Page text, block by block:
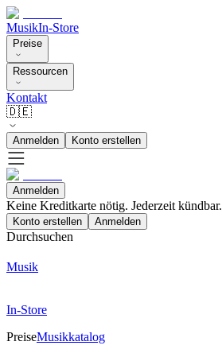
MusikIn-Store
Preise
Ressourcen
Kontakt
🇩🇪
Anmelden Konto erstellen
Anmelden
Keine Kreditkarte nötig. Jederzeit kündbar.
Konto erstellen Anmelden
Durchsuchen
Musik
In-Store
PreiseMusikkatalog